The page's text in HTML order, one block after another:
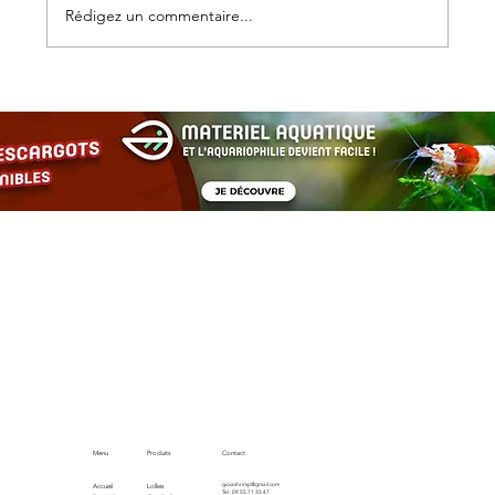
discrets pour un bac équilibré et
esthétique
Rédigez un commentaire...
Menu
Accueil
Produits
Lollies
gioiashrimp@gmail.com
Tel : 09 55 71 35 47
Contact